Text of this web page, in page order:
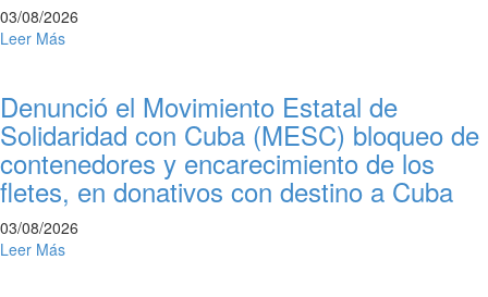
03/08/2026
Leer Más
Denunció el Movimiento Estatal de
Solidaridad con Cuba (MESC) bloqueo de
contenedores y encarecimiento de los
fletes, en donativos con destino a Cuba
03/08/2026
Leer Más